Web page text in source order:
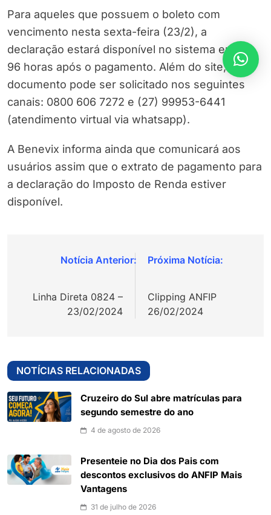
Para aqueles que possuem o boleto com
vencimento nesta sexta-feira (23/2), a
declaração estará disponível no sistema em até
96 horas após o pagamento. Além do site, o
documento pode ser solicitado nos seguintes
canais: 0800 606 7272 e (27) 99953-6441
(atendimento virtual via whatsapp).
A Benevix informa ainda que comunicará aos
usuários assim que o extrato de pagamento para
a declaração do Imposto de Renda estiver
disponível.
Navegação
Post
Linha Direta 0824 –
23/02/2024
Clipping ANFIP
26/02/2024
NOTÍCIAS RELACIONADAS
Cruzeiro do Sul abre matrículas para
segundo semestre do ano
4 de agosto de 2026
Presenteie no Dia dos Pais com
descontos exclusivos do ANFIP Mais
Vantagens
31 de julho de 2026